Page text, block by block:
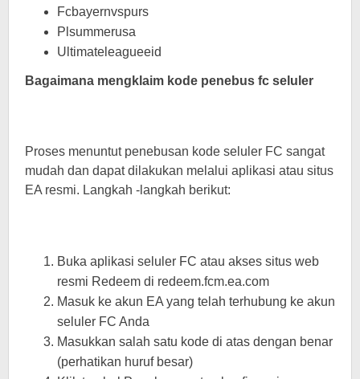
Fcbayernvspurs
Plsummerusa
Ultimateleagueeid
Bagaimana mengklaim kode penebus fc seluler
Proses menuntut penebusan kode seluler FC sangat
mudah dan dapat dilakukan melalui aplikasi atau situs
EA resmi. Langkah -langkah berikut:
Buka aplikasi seluler FC atau akses situs web
resmi Redeem di redeem.fcm.ea.com
Masuk ke akun EA yang telah terhubung ke akun
seluler FC Anda
Masukkan salah satu kode di atas dengan benar
(perhatikan huruf besar)